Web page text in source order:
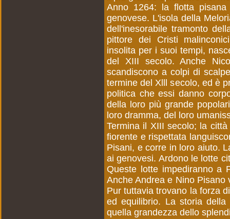
Anno 1264: la flotta
genovese. L'isola della
dell'inesorabile tramonto
pittore dei Cristi
insolita per i suoi tempi,
del XIII secolo. Anche
scandiscono a colpi di
termine del Xlll secolo, ed è
politica che essi danno
della loro più grande
loro dramma, del loro
Termina il XIII secolo; la
fiorente e rispettata
Pisani, e corre in loro aiuto.
ai genovesi. Ardono le lotte
Queste lotte impediranno a
Anche Andrea e Nino
Pur tuttavia trovano la forza
ed equilibrio. La storia
quella grandezza dello